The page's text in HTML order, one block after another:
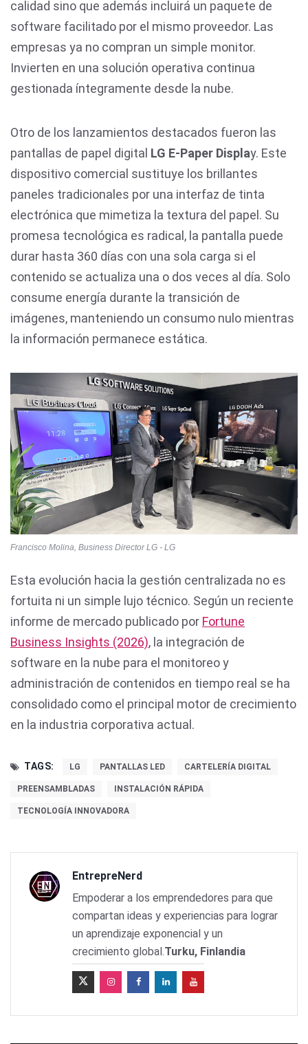
calidad sino que además incluirá un paquete de
software facilitado por el mismo proveedor. Las
empresas ya no compran un simple monitor.
Invierten en una solución operativa continua
gestionada íntegramente desde la nube.
Otro de los lanzamientos destacados fueron las
pantallas de papel digital LG E-Paper Display. Este
dispositivo comercial sustituye los brillantes
paneles tradicionales por una interfaz de tinta
electrónica que mimetiza la textura del papel. Su
promesa tecnológica es radical, la pantalla puede
durar hasta 360 días con una sola carga si el
contenido se actualiza una o dos veces al día. Solo
consume energía durante la transición de
imágenes, manteniendo un consumo nulo mientras
la información permanece estática.
Francisco Molina, Business Director LG - LG
Esta evolución hacia la gestión centralizada no es
fortuita ni un simple lujo técnico. Según un reciente
informe de mercado publicado por Fortune
Business Insights (2026), la integración de
software en la nube para el monitoreo y
administración de contenidos en tiempo real se ha
consolidado como el principal motor de crecimiento
en la industria corporativa actual.
TAGS: LG PANTALLAS LED CARTELERÍA DIGITAL
PREENSAMBLADAS INSTALACIÓN RÁPIDA
TECNOLOGÍA INNOVADORA
EntrepreNerd
Empoderar a los emprendedores para que
compartan ideas y experiencias para lograr
un aprendizaje exponencial y un
crecimiento global.Turku, Finlandia